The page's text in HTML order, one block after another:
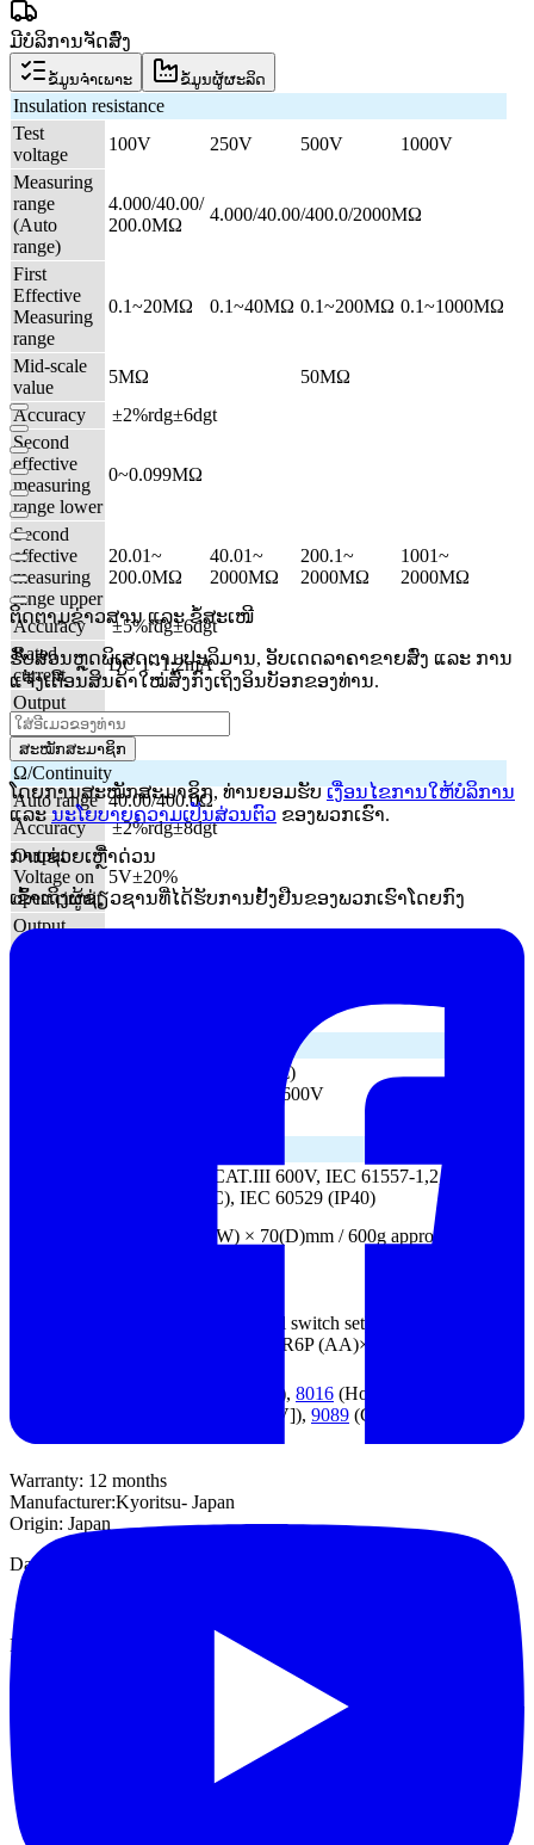
ມີບໍລິການຈັດສົ່ງ
ຂໍ້ມູນຈຳເພາະ ຂໍ້ມູນຜູ້ຜະລິດ
Insulation resistance
Test
voltage
100V 250V 500V
1000V
Measuring
range
(Auto
range)
4.000/40.00/
200.0MΩ
4.000/40.00/400.0/2000MΩ
First
Effective
Measuring
range
0.1~20MΩ 0.1~40MΩ 0.1~200MΩ 0.1~1000MΩ
Mid-scale
value
5MΩ
50MΩ
Accuracy
±2%rdg±6dgt
Second
effective
measuring
range lower
0~0.099MΩ
Second
effective
measuring
range upper
20.01~
200.0MΩ
40.01~
2000MΩ
200.1~
2000MΩ
1001~
2000MΩ
Accuracy |±5%rdg±6dgt
Rated
current
DC 1~1.2mA
Output
short circuit
current
1.5mA max
Ω/Continuity
Auto range 40.00/400.0Ω
Accuracy
|±2%rdg±8dgt
Output
Voltage on
open circuit
5V±20%
Output
short circuit
AC 20~600V (50/60Hz)
DC -20~-600V/+20~+600V
IEC 61010-1 CAT.III 600V, IEC 61557-1,2,4, IEC
61326-1 (EMC), IEC 60529 (IP40)
105(L) × 158(W) × 70(D)mm / 600g approx.
(Remote control switch set),
9121 (Shoulder strap), R6P (AA)×6, Instruction
(Extension Probe), 8016 (Hook type prod),
8923 (Fuse [0.5A/600V]), 9089 (Carrying Case)
Warranty: 12 months
Manufacturer:Kyoritsu- Japan
Origin: Japan
Datasheet
Manual
ຕິດຕາມຂ່າວສານ ແລະ ຂໍ້ສະເໜີ
ຮັບສ່ວນຫຼຸດພິເສດຕາມປະລິມານ, ອັບເດດລາຄາຂາຍສົ່ງ ແລະ ການ
ແຈ້ງເຕືອນສິນຄ້າໃໝ່ສົ່ງກົງເຖິງອິນບັອກຂອງທ່ານ.
ສະໝັກສະມາຊິກ
ໂດຍການສະໝັກສະມາຊິກ, ທ່ານຍອມຮັບເງື່ອນໄຂການໃຫ້ບໍລິການ
ແລະນະໂຍບາຍຄວາມເປັນສ່ວນຕົວ ຂອງພວກເຮົາ.
ການຊ່ວຍເຫຼືໍາດ່ວນ
ເຂົ້າເຖິງຜູ້ຊ່ຽວຊານທີ່ໄດ້ຮັບການຢັ້ງຢືນຂອງພວກເຮົາໂດຍກົງ